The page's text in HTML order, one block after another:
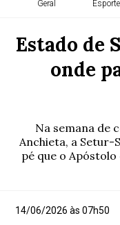
Geral
Estado de
onde
Na semana de
Anchieta, a Setur-
pé que o
14/06/2026 às 07h50